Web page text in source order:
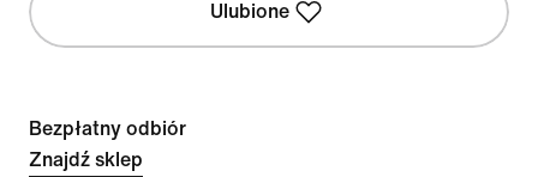
Ulubione
Bezpłatny odbiór
Znajdź sklep